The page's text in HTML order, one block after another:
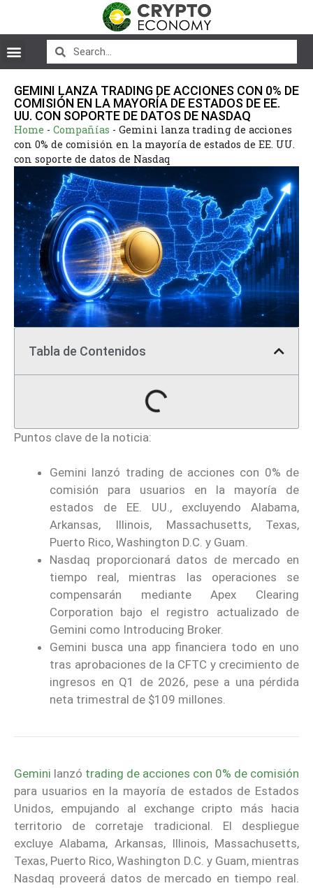
GEMINI LANZA TRADING DE ACCIONES CON 0% DE
COMISIÓN EN LA MAYORÍA DE ESTADOS DE EE.
UU. CON SOPORTE DE DATOS DE NASDAQ
Home - Compañías - Gemini lanza trading de acciones
con 0% de comisión en la mayoría de estados de EE. UU.
con soporte de datos de Nasdaq
Tabla de Contenidos
Puntos clave de la noticia:
Gemini lanzó trading de acciones con 0% de
comisión para usuarios en la mayoría de
estados de EE. UU., excluyendo Alabama,
Arkansas, Illinois, Massachusetts, Texas,
Puerto Rico, Washington D.C. y Guam.
Nasdaq proporcionará datos de mercado en
tiempo real, mientras las operaciones se
compensarán mediante Apex Clearing
Corporation bajo el registro actualizado de
Gemini como Introducing Broker.
Gemini busca una app financiera todo en uno
tras aprobaciones de la CFTC y crecimiento de
ingresos en Q1 de 2026, pese a una pérdida
neta trimestral de $109 millones.
Gemini lanzó trading de acciones con 0% de comisión
para usuarios en la mayoría de estados de Estados
Unidos, empujando al exchange cripto más hacia
territorio de corretaje tradicional. El despliegue
excluye Alabama, Arkansas, Illinois, Massachusetts,
Texas, Puerto Rico, Washington D.C. y Guam, mientras
Nasdaq proveerá datos de mercado en tiempo real.